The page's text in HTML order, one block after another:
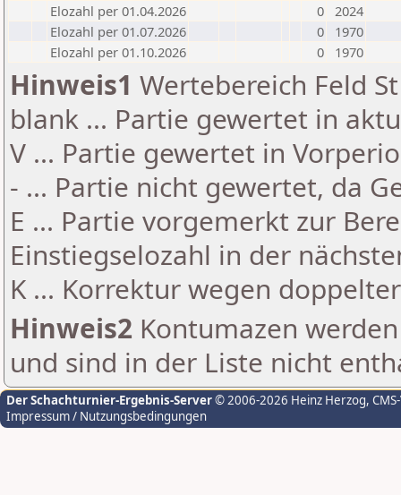
Elozahl per 01.04.2026
0 2024
Elozahl per 01.07.2026
0
1970
Elozahl per 01.10.2026
0 1970
Hinweis1 Wertebereich Feld
blank ... Partie gewertet in
V ... Partie gewertet in
- ... Partie nicht gewertet, da
E ... Partie vorgemerkt zur
Einstiegselozahl in der
K ... Korrektur wegen
Hinweis2 Kontumazen
und sind in der Liste nicht
Der Schachturnier-Ergebnis-Server© 2006-2026 Heinz Herzog,
Impressum / Nutzungsbedingungen